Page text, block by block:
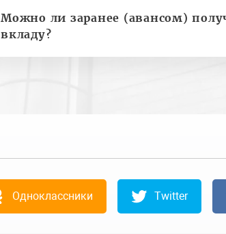
Можно ли заранее (авансом)
вкладу?
Одноклассники Twitter